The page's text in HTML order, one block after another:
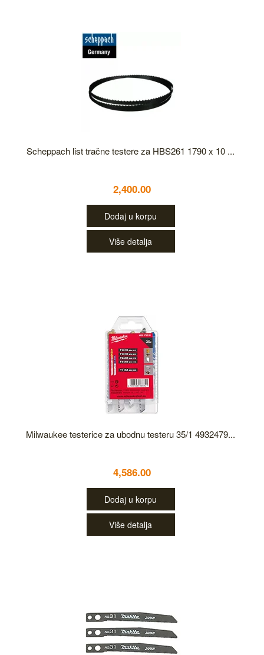
Scheppach list tračne testere za HBS261 1790 x 10 ...
2,400.00
Dodaj u korpu
Više detalja
Milwaukee testerice za ubodnu testeru 35/1 4932479...
4,586.00
Dodaj u korpu
Više detalja